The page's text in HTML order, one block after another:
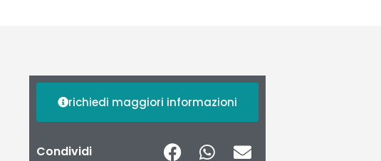
richiedi maggiori informazioni
Condividi